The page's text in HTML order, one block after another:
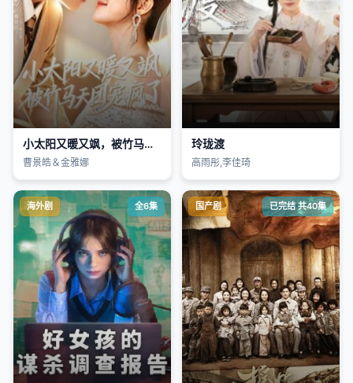
小太阳又暖又飒，被竹马天团宠疯了
曹景皓＆金雅娜
玲珑渡
高雨彤,李佳琦
海外剧 全6集 国产剧 已完结 共40集